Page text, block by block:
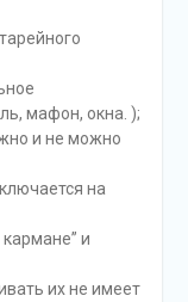
мафон, окна. );
и не можно
на
и
их не имеет